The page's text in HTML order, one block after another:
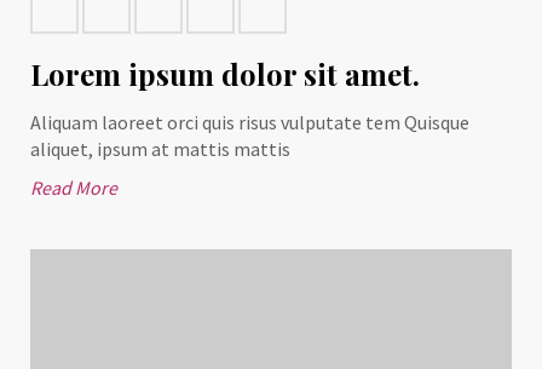
Lorem ipsum dolor sit amet.
Aliquam laoreet orci quis risus vulputate tem Quisque
aliquet, ipsum at mattis mattis
Read More